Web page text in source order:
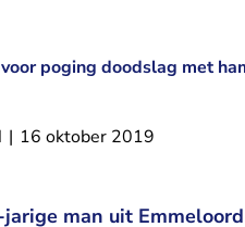
poging doodslag met
| 16 oktober 2019
jarige man uit